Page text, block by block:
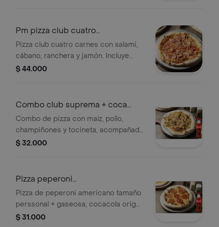
Pm pizza club cuatro
carnes+cocacola org
Pizza club cuatro carnes con salami,
cábano, ranchera y jamón. Incluye
Coca-Cola orgánica de 400 ml.
$ 44.000
Combo club suprema + coca
cola orig
Combo de pizza con maíz, pollo,
champiñones y tocineta, acompañado
de una Coca Cola original de 400 ml.
$ 32.000
Pizza peperoni
americano+cocacola orig
Pizza de peperoni americano tamaño
perssonal + gaseosa, cocacola orig
400ml
$ 31.000